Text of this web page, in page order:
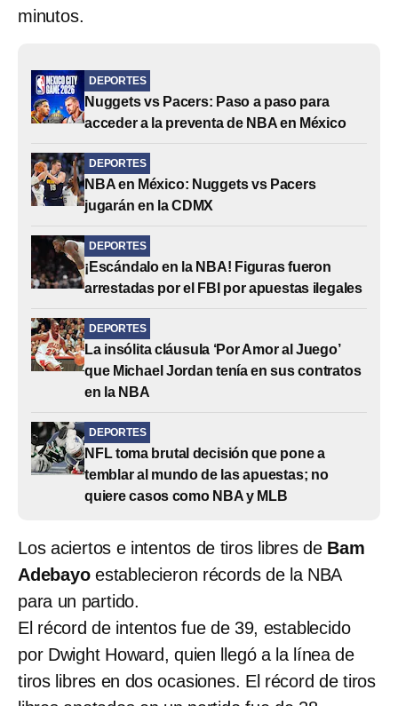
minutos.
DEPORTES
Nuggets vs Pacers: Paso a paso para
acceder a la preventa de NBA en México
DEPORTES
NBA en México: Nuggets vs Pacers
jugarán en la CDMX
DEPORTES
¡Escándalo en la NBA! Figuras fueron
arrestadas por el FBI por apuestas ilegales
DEPORTES
La insólita cláusula ‘Por Amor al Juego’
que Michael Jordan tenía en sus contratos
en la NBA
DEPORTES
NFL toma brutal decisión que pone a
temblar al mundo de las apuestas; no
quiere casos como NBA y MLB
Los aciertos e intentos de tiros libres de Bam
Adebayoestablecieron récords de la NBA
para un partido.
El récord de intentos fue de 39, establecido
por Dwight Howard, quien llegó a la línea de
tiros libres en dos ocasiones. El récord de tiros